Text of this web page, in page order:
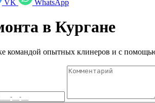
VK WhatsApp
в Кургане
командой опытных клинеров и с